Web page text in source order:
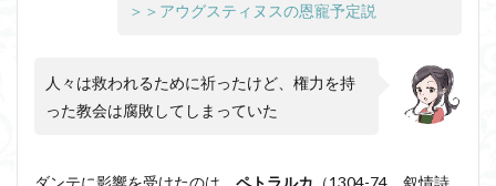
＞＞アウグスティヌスの恩寵予定説
人々は救われるために祈ったけど、権力を持
った教会は腐敗してしまっていた